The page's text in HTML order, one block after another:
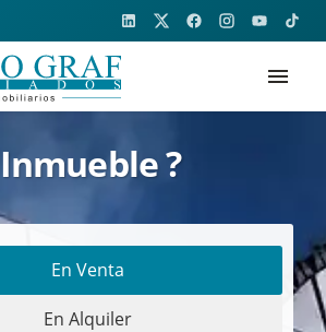
menu
?
En Venta
En Alquiler